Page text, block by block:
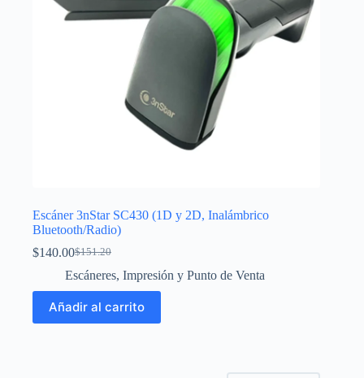
página
Escáner 3nStar SC430 (1D y 2D, Inalámbrico
Bluetooth/Radio)
$151.20
El
precio
era:
$151.20.
$140.00El
precio
es:
$140.00.
Escáneres, Impresión y Punto de Venta
Añadir al carrito